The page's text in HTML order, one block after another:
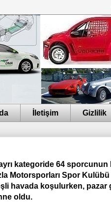
İletişim Gizlilik
kategoride 64 sporcunun
Motorsporları Spor Kulübü
havada koşulurken, pazar
oldu.